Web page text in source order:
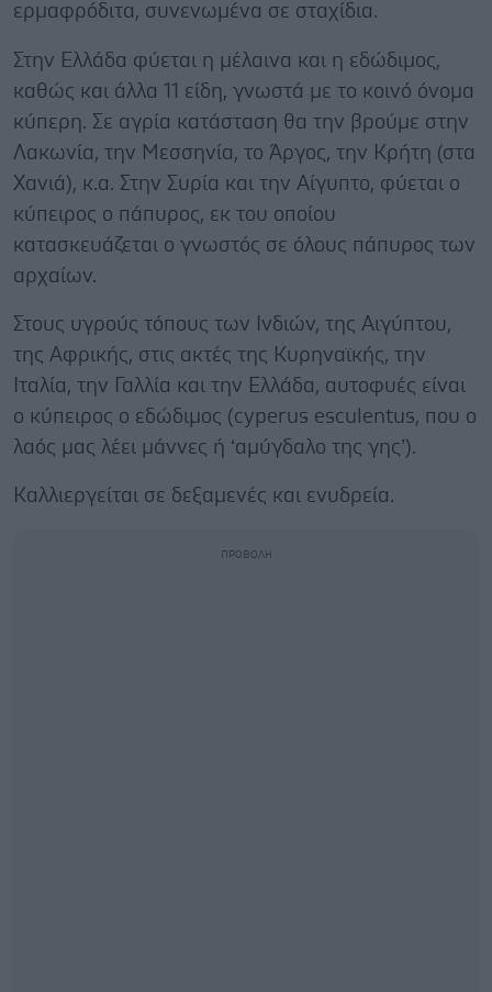
ερμαφρόδιτα, συνενωμένα σε σταχίδια.
Στην Ελλάδα φύεται η μέλαινα και η εδώδιμος,
καθώς και άλλα 11 είδη, γνωστά με το κοινό όνομα
κύπερη. Σε αγρία κατάσταση θα την βρούμε στην
Λακωνία, την Μεσσηνία, το Άργος, την Κρήτη (στα
Χανιά), κ.α. Στην Συρία και την Αίγυπτο, φύεται ο
κύπειρος ο πάπυρος, εκ του οποίου
κατασκευάζεται ο γνωστός σε όλους πάπυρος των
αρχαίων.
Στους υγρούς τόπους των Ινδιών, της Αιγύπτου,
της Αφρικής, στις ακτές της Κυρηναϊκής, την
Ιταλία, την Γαλλία και την Ελλάδα, αυτοφυές είναι
ο κύπειρος ο εδώδιμος (cyperus esculentus, που ο
λαός μας λέει μάννες ή ‘αμύγδαλο της γης’).
Καλλιεργείται σε δεξαμενές και ενυδρεία.